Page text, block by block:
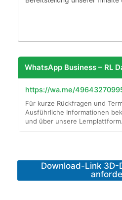
F
D
WhatsApp Business – RL
https://wa.me/
Für kurze Rückfragen und
Ausführliche Informationen
und über unsere Lernplattform.
Download-Link 3D-